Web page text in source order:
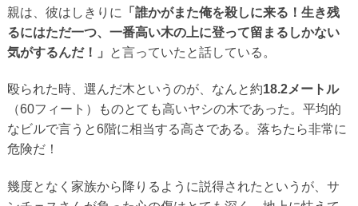
親は、彼はしきりに
「誰かがまた俺を殺しに来る！生き残
るにはただ一つ、一番高い木の上に登って留まるしかない
気がするんだ！」
と言っていたと話している。
殴られた時、選んだ木というのが、なんと約18.2メートル
（60フィート）ものとても高いヤシの木であった。平均的
なビルで言うと6階に相当する高さである。落ちたら非常に
危険だ！
幾度となく家族から降りるように説得されたというが、サ